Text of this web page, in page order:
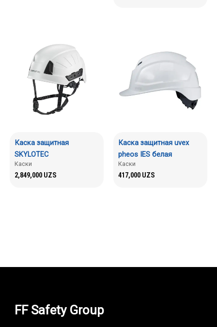
Каска защитная
SKYLOTEC
Каски
2,849,000 UZS
Каска защитная uvex
pheos IES белая
Каски
417,000 UZS
FF Safety Group